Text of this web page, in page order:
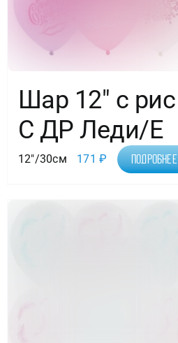
Шар 12″ с рис
С ДР Леди/Е
12"/30см 171₽ Подробнее